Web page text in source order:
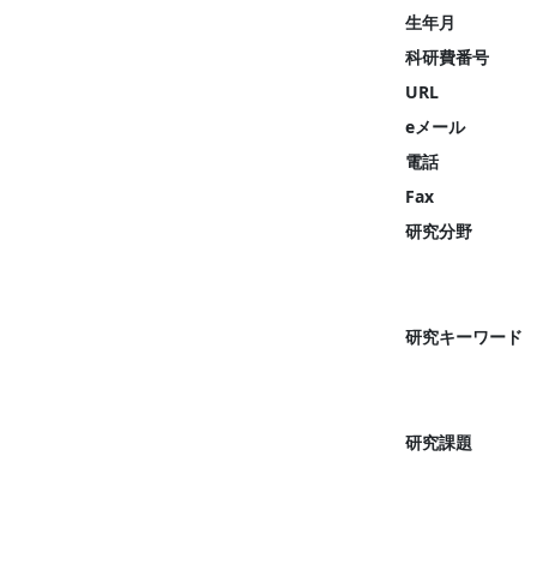
生年月
科研費番号
URL
eメール
電話
Fax
研究分野
研究キーワード
研究課題